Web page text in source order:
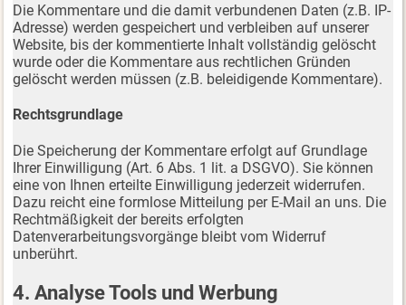
Die Kommentare und die damit verbundenen Daten (z.B. IP-
Adresse) werden gespeichert und verbleiben auf unserer
Website, bis der kommentierte Inhalt vollständig gelöscht
wurde oder die Kommentare aus rechtlichen Gründen
gelöscht werden müssen (z.B. beleidigende Kommentare).
Rechtsgrundlage
Die Speicherung der Kommentare erfolgt auf Grundlage
Ihrer Einwilligung (Art. 6 Abs. 1 lit. a DSGVO). Sie können
eine von Ihnen erteilte Einwilligung jederzeit widerrufen.
Dazu reicht eine formlose Mitteilung per E-Mail an uns. Die
Rechtmäßigkeit der bereits erfolgten
Datenverarbeitungsvorgänge bleibt vom Widerruf
unberührt.
4. Analyse Tools und Werbung